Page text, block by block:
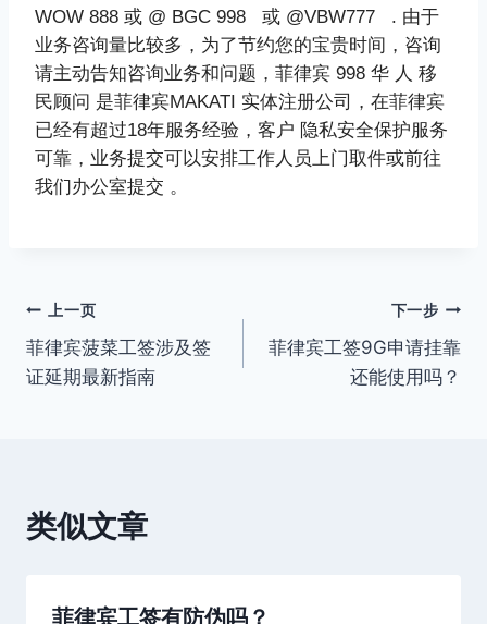
WOW 888 或 @ BGC 998 或 @VBW777 . 由于
业务咨询量比较多，为了节约您的宝贵时间，咨询
请主动告知咨询业务和问题，菲律宾 998 华 人 移
民顾问 是菲律宾MAKATI 实体注册公司，在菲律宾
已经有超过18年服务经验，客户 隐私安全保护服务
可靠，业务提交可以安排工作人员上门取件或前往
我们办公室提交 。
文
章
上一页
菲律宾菠菜工签涉及签
证延期最新指南
下一步
菲律宾工签9G申请挂靠
还能使用吗？
类似文章
菲律宾工签有防伪吗？